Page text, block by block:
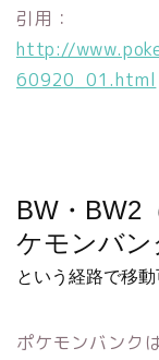
引用：
http://
60920_01.html
BW・BW2
ケモンバ
という経路で移
ポケモンバンク